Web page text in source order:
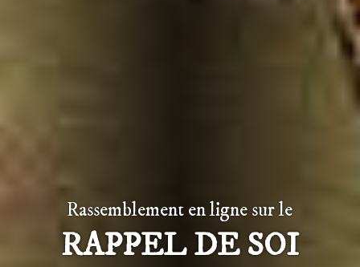
Rassemblement en ligne sur le
RAPPEL DE SOI